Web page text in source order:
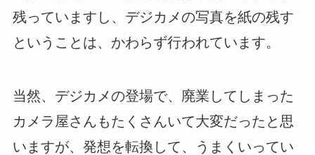
残っていますし、デジカメの写真を紙の残す
ということは、かわらず行われています。
当然、デジカメの登場で、廃業してしまった
カメラ屋さんもたくさんいて大変だったと思
いますが、発想を転換して、うまくいってい